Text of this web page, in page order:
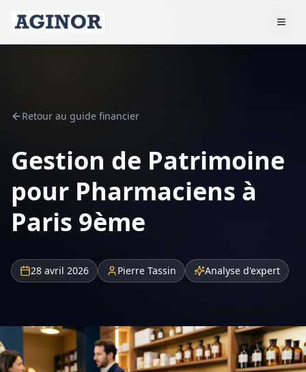
Retour au guide financier
Gestion de Patrimoine
pour Pharmaciens à
Paris 9ème
28 avril 2026 Pierre Tassin Analyse d'expert